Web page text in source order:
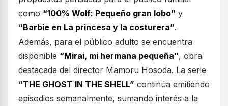
como “100% Wolf: Pequeño gran lobo” y
“Barbie en La princesa y la costurera”.
Además, para el público adulto se encuentra
disponible “Mirai, mi hermana pequeña”, obra
destacada del director Mamoru Hosoda. La serie
“THE GHOST IN THE SHELL” continúa emitiendo
episodios semanalmente, sumando interés a la